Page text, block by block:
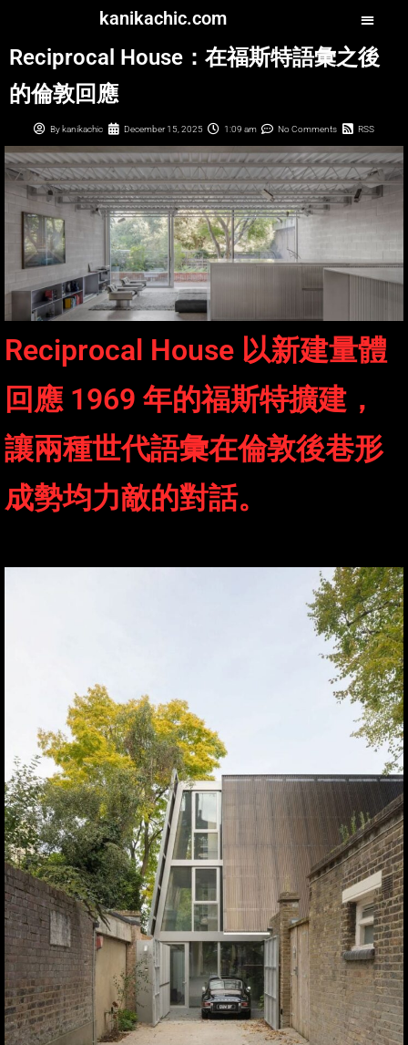
kanikachic.com
Reciprocal House：在福斯特語彙之後
的倫敦回應
By kanikachic December 15, 2025 1:09 am No Comments RSS
Reciprocal House 以新建量體
回應 1969 年的福斯特擴建，
讓兩種世代語彙在倫敦後巷形
成勢均力敵的對話。